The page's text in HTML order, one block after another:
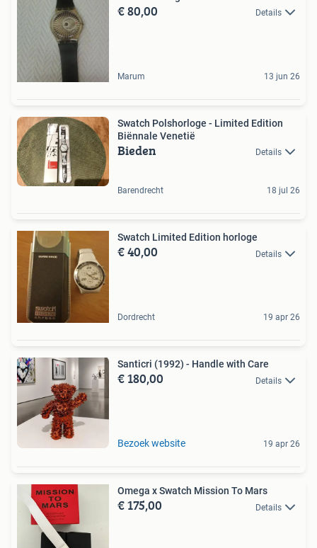
€ 80,00 Details
Marum 13 jun 26
Swatch Polshorloge - Limited Edition
Biënnale Venetië
Bieden Details
Barendrecht 18 jul 26
Swatch Limited Edition horloge
€ 40,00 Details
Dordrecht 19 apr 26
Santicri (1992) - Handle with Care
€ 180,00 Details
Bezoek website 19 apr 26
Omega x Swatch Mission To Mars
€ 175,00 Details